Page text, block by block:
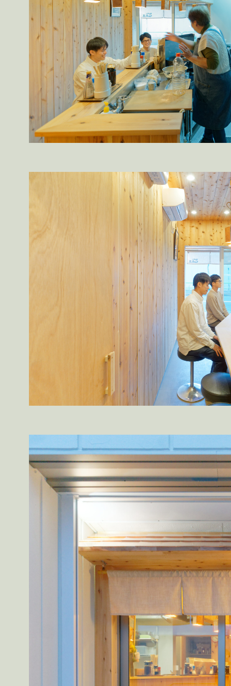
Sghr Pop-up 御殿場 Shinoda Coffee
とんかつ仙成屋
Nk さんのための家 Shさ
Gさんのための家
Atelier for energy closet
Mさんのための家
小湊鐵道五井駅チケット
Co-saten
LAUN-DRY 出口商店 日常こ
The Note book / Note book
Yさんのための家
Kさんのためのアパート
Tkさんのためのア
つりはいらないよ食堂 住総研 2023 開宅